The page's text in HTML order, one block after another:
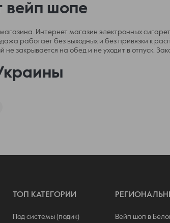
вейп шопе
Интернет магазин электронных
работает без выходных и без привязки к
закрывается на обед и не уходит в отпуск.
ТОП КАТЕГОРИИ
Под системы (подик)
Вейп шоп в